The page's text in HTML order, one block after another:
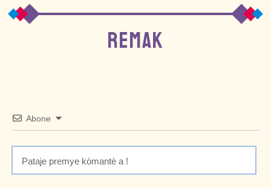
REMAK
Abone